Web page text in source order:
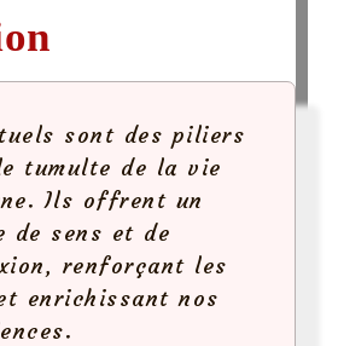
sont des piliers
tumulte de la vie
Ils offrent un
de sens et de
renforçant les
enrichissant nos